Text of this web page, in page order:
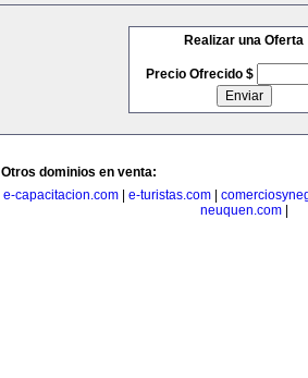
Realizar una Oferta
Precio Ofrecido $
Otros dominios en venta:
e-capacitacion.com
e-turistas.com
neuquen.com|